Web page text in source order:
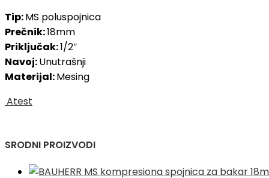
Tip:MS poluspojnica
Prečnik:18mm
Priključak:1/2″
Navoj:Unutrašnji
Materijal:Mesing
Atest
SRODNI PROIZVODI